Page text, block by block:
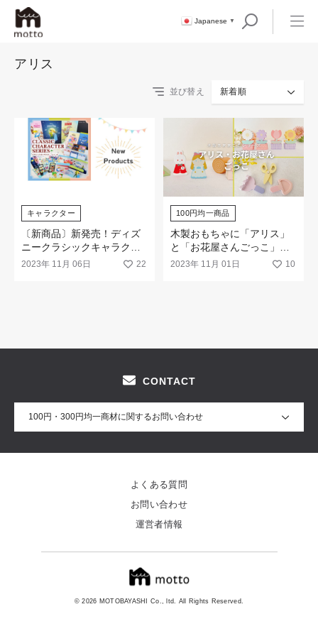
Japanese ▼
アリス
並び替え 新着順
キャラクター
〔新商品〕新発売！ディズ
ニークラシックキャラクタ
ーシリーズ♪
2023年 11月 06日 22
100円均一商品
木製おもちゃに「アリス」
と「お花屋さんごっこ」が
ラインナップ！
2023年 11月 01日 10
CONTACT
100円・300円均一商材に関するお問い合わせ
© 2026 MOTOBAYASHI Co., ltd. All Rights Reserved.
よくある質問
お問い合わせ
運営者情報